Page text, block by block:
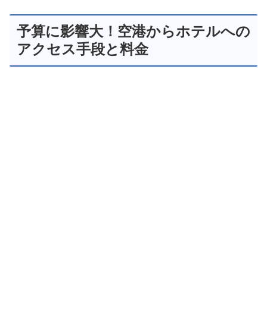
予算に影響大！空港からホテルへの
アクセス手段と料金